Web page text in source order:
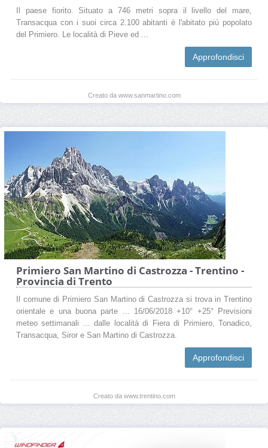
Il paese fiorito. Situato a 746 metri sopra il livello del mare,
Transacqua con i suoi circa 2.100 abitanti è l'abitato più popolato
del Primiero. Le località di Pieve ed ...
Approfondisci
Creato da www.sanmartino.com
Primiero San Martino di Castrozza - Trentino -
Provincia di Trento
Il comune di Primiero San Martino di Castrozza si trova in Trentino
orientale e una buona parte ... 16/06/2018 +10° +25° Previsioni
meteo settimanali ... dalle località di Fiera di Primiero, Tonadico,
Transacqua, Siror e San Martino di Castrozza.
Approfondisci
Creato da www.trentino.com